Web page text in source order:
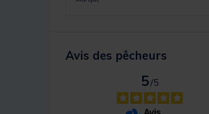
Avis des pêcheurs
5
/5